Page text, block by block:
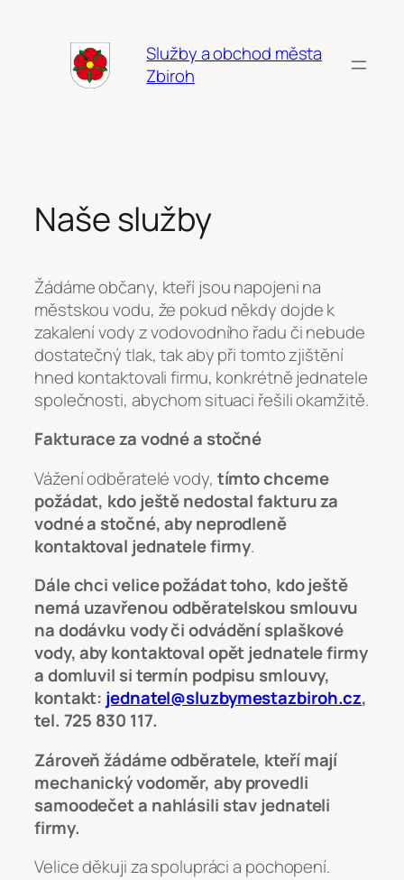
Služby a obchod města
Zbiroh
Naše služby
Žádáme občany, kteří jsou napojeni na
městskou vodu, že pokud někdy dojde k
zakalení vody z vodovodního řadu či nebude
dostatečný tlak, tak aby při tomto zjištění
hned kontaktovali firmu, konkrétně jednatele
společnosti, abychom situaci řešili okamžitě.
Fakturace za vodné a stočné
Vážení odběratelé vody, tímto chceme
požádat, kdo ještě nedostal fakturu za
vodné a stočné, aby neprodleně
kontaktoval jednatele firmy.
Dále chci velice požádat toho, kdo ještě
nemá uzavřenou odběratelskou smlouvu
na dodávku vody či odvádění splaškové
vody, aby kontaktoval opět jednatele firmy
a domluvil si termín podpisu smlouvy,
kontakt: jednatel@sluzbymestazbiroh.cz,
tel. 725 830 117.
Zároveň žádáme odběratele, kteří mají
mechanický vodoměr, aby provedli
samoodečet a nahlásili stav jednateli
firmy.
Velice děkuji za spolupráci a pochopení.